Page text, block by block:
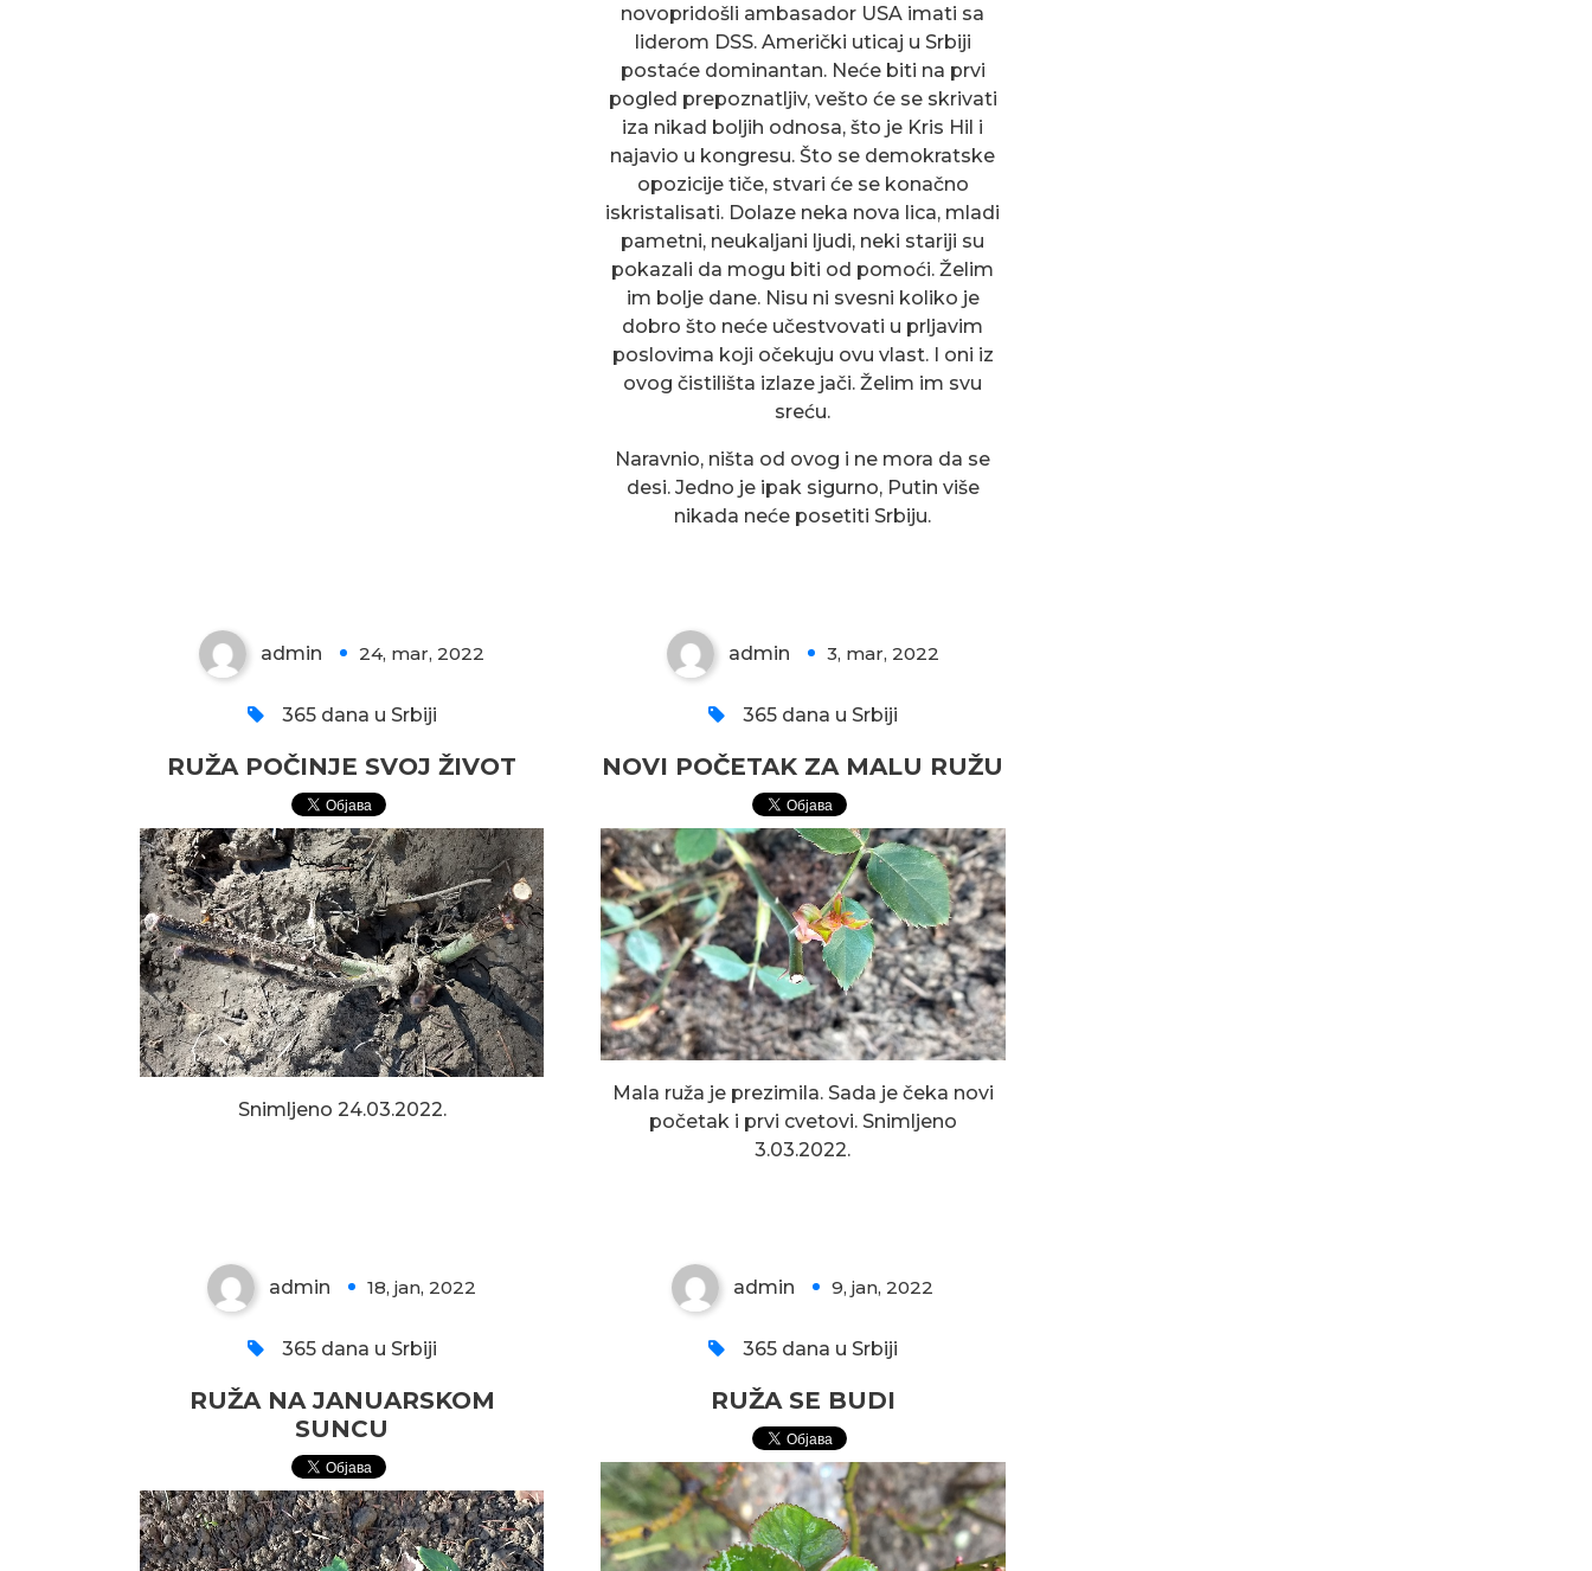
novopridošli ambasador USA imati sa
liderom DSS. Američki uticaj u Srbiji
postaće dominantan. Neće biti na prvi
pogled prepoznatljiv, vešto će se skrivati
iza nikad boljih odnosa, što je Kris Hil i
najavio u kongresu. Što se demokratske
opozicije tiče, stvari će se konačno
iskristalisati. Dolaze neka nova lica, mladi
pametni, neukaljani ljudi, neki stariji su
pokazali da mogu biti od pomoći. Želim
im bolje dane. Nisu ni svesni koliko je
dobro što neće učestvovati u prljavim
poslovima koji očekuju ovu vlast. I oni iz
ovog čistilišta izlaze jači. Želim im svu
sreću.
Naravnio, ništa od ovog i ne mora da se
desi. Jedno je ipak sigurno, Putin više
nikada neće posetiti Srbiju.
0
admin 24, mar, 2022
365 dana u Srbiji
RUŽA POČINJE SVOJ ŽIVOT
Snimljeno 24.03.2022.
NOVI POČETAK ZA MALU
admin 3, mar, 2022
365 dana u Srbiji
NOVI POČETAK ZA MALU RUŽU
Mala ruža je prezimila. Sada je čeka novi
početak i prvi cvetovi. Snimljeno
3.03.2022.
admin 18, jan, 2022
365 dana u Srbiji
RUŽA NA JANUARSKOM
SUNCU
admin 9, jan, 2022
365 dana u Srbiji
RUŽA SE BUDI